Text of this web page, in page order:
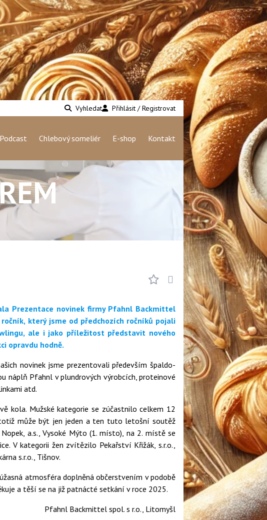
Vyhledat Přihlásit / Registrovat
Podcast Chlebový someliér E-shop Kontakt
Prezentace novinek firmy Pfahnl Backmittel
který jsme od předchozích ročníků pojali
ale i jako příležitost představit nového
opravdu hodně.
novinek jsme prezentovali především špaldo-
náplň Pfahnl v plundrových výrobcích, proteinové
atd.
kola. Mužské kategorie se zúčastnilo celkem 12
totiž může být jen jeden a ten tuto letošní soutěž
a.s., Vysoké Mýto (1. místo), na 2. místě se
V kategorii žen zvítězilo Pekařství Křižák, s.r.o.,
s.r.o., Tišnov.
atmosféra doplněná občerstvením v podobě
a těší se na již patnácté setkání v roce 2025.
Pfahnl Backmittel spol. s r.o., Litomyšl